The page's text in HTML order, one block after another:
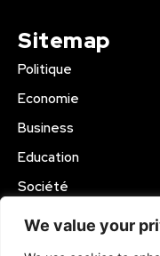
We value your
Sitemap
Politique
Economie
Business
Education
Société
Sport